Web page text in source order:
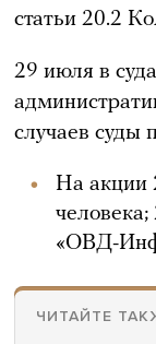
статьи 20.2
29 июля в
случаев суды
На акции
«ОВД-
ЧИТАЙТЕ